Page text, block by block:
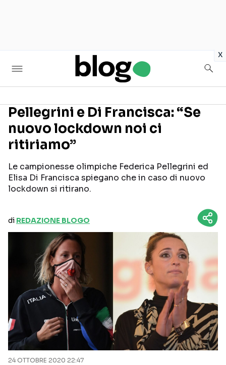
x
Seguici sui social
Pellegrini e Di Francisca: “Se
nuovo lockdown noi ci
ritiriamo”
Le campionesse olimpiche Federica Pellegrini ed
Elisa Di Francisca spiegano che in caso di nuovo
lockdown si ritirano.
di REDAZIONE BLOGO
24 OTTOBRE 2020 22:47